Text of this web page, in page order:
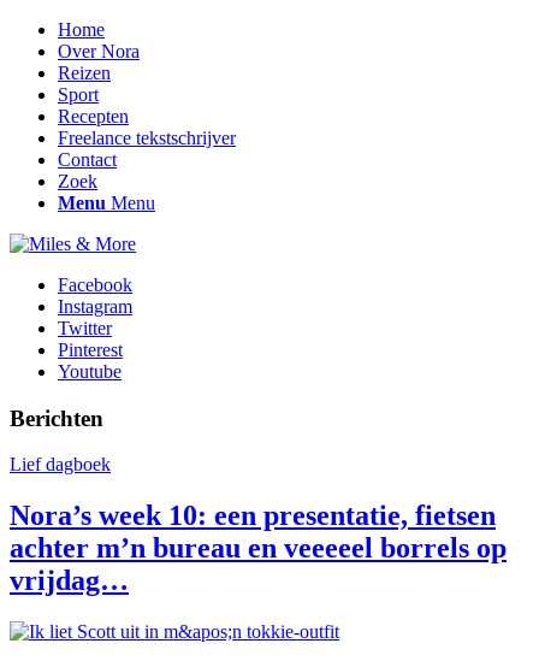
Home
Over Nora
Reizen
Sport
Recepten
Freelance tekstschrijver
Contact
Zoek
Menu Menu
Facebook
Instagram
Twitter
Pinterest
Youtube
Berichten
Lief dagboek
Nora’s week 10: een presentatie, fietsen
achter m’n bureau en veeeeel borrels op
vrijdag…